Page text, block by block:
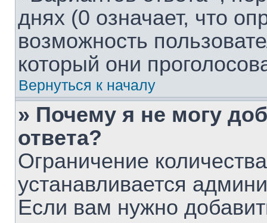
днях (0 означает, что
возможность
который они
Вернуться к началу
» Почему я не могу
ответа?
Ограничение
устанавливается
Если вам нужно